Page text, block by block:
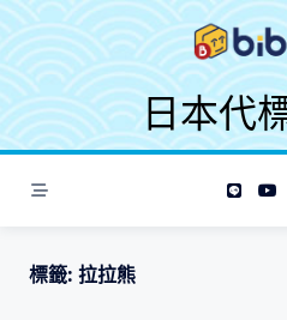
S
k
p
o
日本代
標籤: 拉拉熊